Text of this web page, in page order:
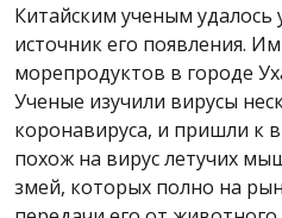
Китайским ученым удалось
источник его появления.
морепродуктов в городе
Ученые изучили вирусы
коронавируса, и пришли к
похож на вирус летучих
змей, которых полно на